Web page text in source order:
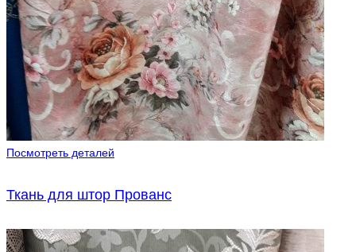
Посмотреть деталей
Ткань для штор Прованс